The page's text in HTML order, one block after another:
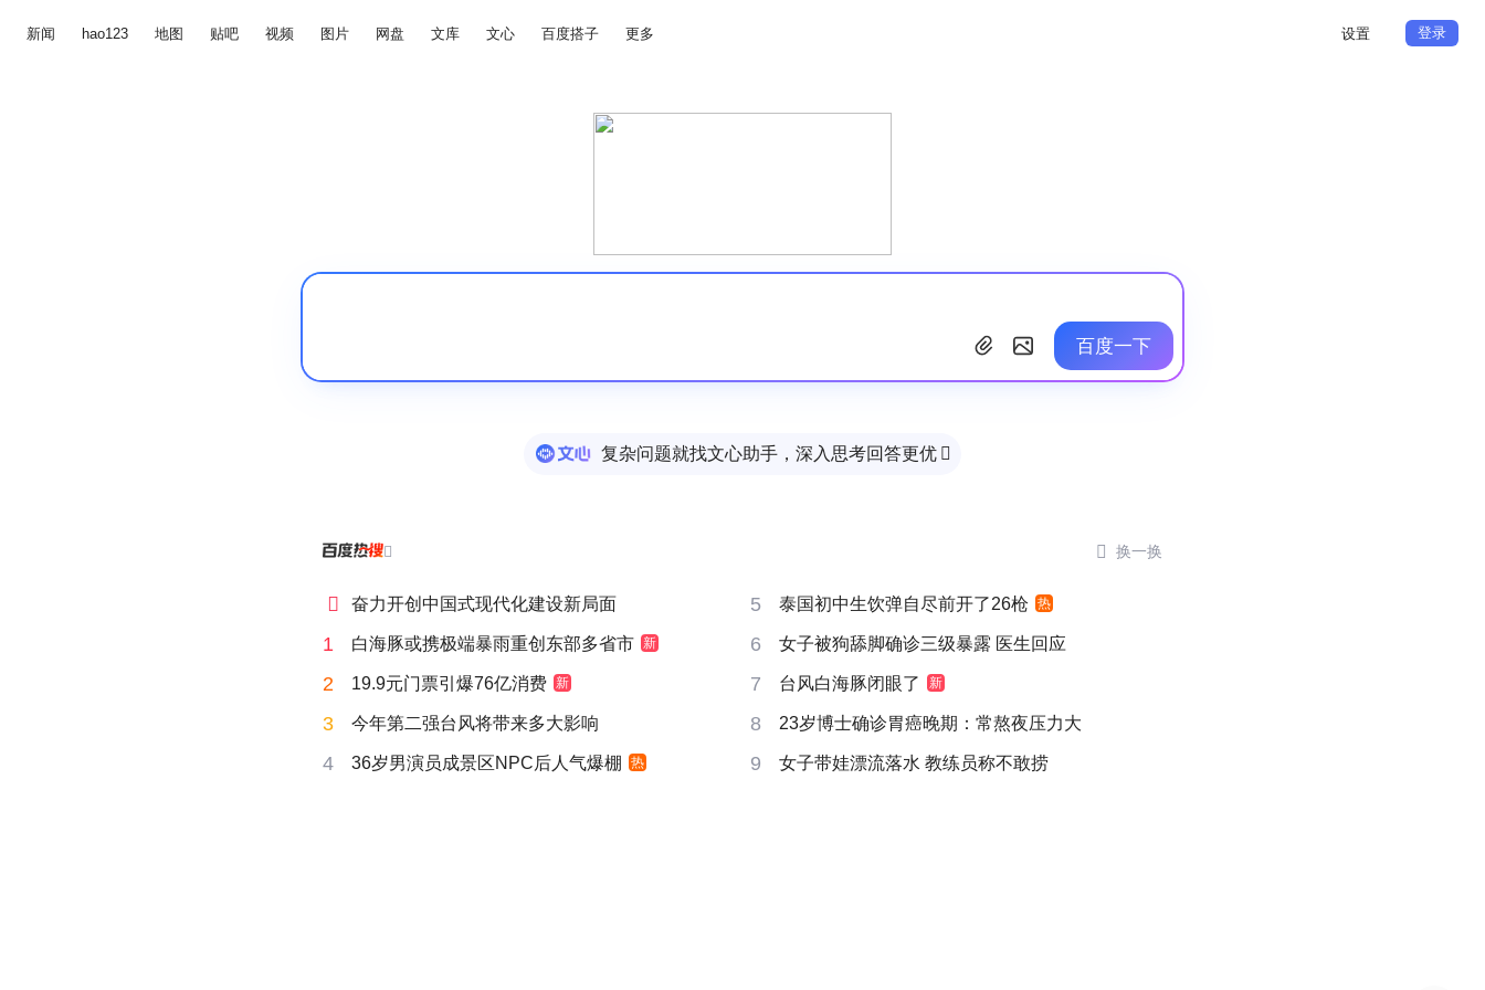
新闻 hao123 地图 贴吧 视频 图片 网盘 文库 文心 百度搭子 更多 设置 登录
百度一下
复杂问题就找文心助手，深入思考回答更优 
  换一换
 奋力开创中国式现代化建设新局面 5 泰国初中生饮弹自尽前开了26枪 热
1 白海豚或携极端暴雨重创东部多省市 新 6 女子被狗舔脚确诊三级暴露 医生回应
2 19.9元门票引爆76亿消费 新 7 台风白海豚闭眼了 新
3 今年第二强台风将带来多大影响 8 23岁博士确诊胃癌晚期：常熬夜压力大
4 36岁男演员成景区NPC后人气爆棚 热 9 女子带娃漂流落水 教练员称不敢捞